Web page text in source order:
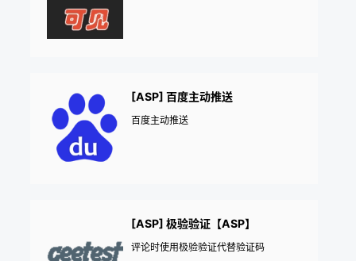
[ASP] 百度主动推送
百度主动推送
[ASP] 极验验证【ASP】
评论时使用极验验证代替验证码